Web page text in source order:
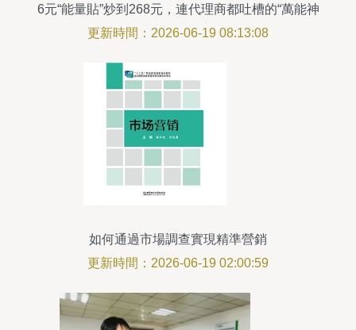
6元“能量貼”炒到268元，連代理商都吐槽的“萬能神
器”終于被盯上了
更新時間：2026-06-19 08:13:08
如何通過市場調查實現精準營銷
更新時間：2026-06-19 02:00:59